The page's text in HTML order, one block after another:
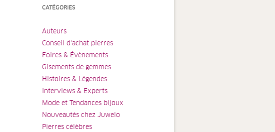
CATÉGORIES
Auteurs
Conseil d'achat pierres
Foires & Évènements
Gisements de gemmes
Histoires & Légendes
Interviews & Experts
Mode et Tendances bijoux
Nouveautés chez Juwelo
Pierres célèbres